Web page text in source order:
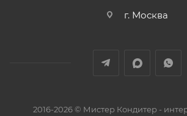
г. Москва
2016-2026 © Мистер Кондитер -